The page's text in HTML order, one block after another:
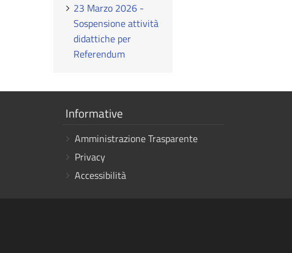
23 Marzo 2026 -
Sospensione attività
didattiche per
Referendum
Mostra
link
Informative
Amministrazione Trasparente
Privacy
Accessibilità